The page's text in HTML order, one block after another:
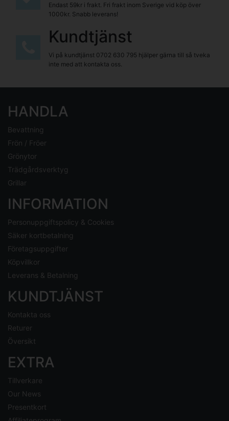
Endast 59kr i frakt. Fri frakt inom Sverige vid köp över
1000kr. Snabb leverans!
Kundtjänst
Vi på kundtjänst 0702 630 795 hjälper gärna till så tveka
inte med att kontakta oss.
HANDLA
Bevattning
Frön / Fröer
Grönytor
Trädgårdsverktyg
Grillar
INFORMATION
Personuppgiftspolicy & Cookies
Säker kortbetalning
Företagsuppgifter
Köpvillkor
Leverans & Betalning
KUNDTJÄNST
Kontakta oss
Returer
Översikt
EXTRA
Tillverkare
Our News
Presentkort